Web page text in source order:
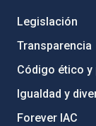
Legislación
Transparencia
Código ético
Igualdad y
Forever IAC